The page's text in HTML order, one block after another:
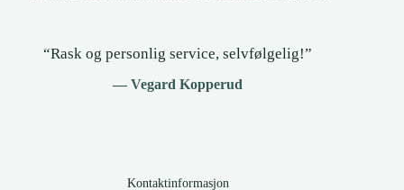
“Rask og personlig service, selvfølgelig!”
— Vegard Kopperud
Kontaktinformasjon